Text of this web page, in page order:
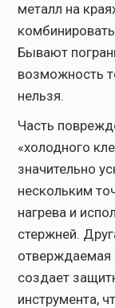
металл на
Бывают
возможность
нельзя.
Часть
«холодного
значительно
нескольким
нагрева и
стержней.
отверждаемая
создает
инструмента,